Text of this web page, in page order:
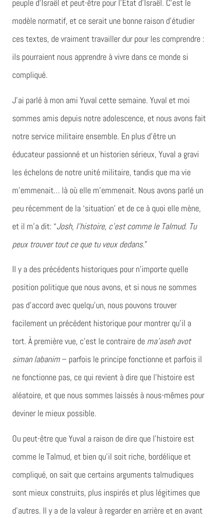
peuple d’Israël et peut-être pour l’État d’Israël. C’est le
modèle normatif, et ce serait une bonne raison d’étudier
ces textes, de vraiment travailler dur pour les comprendre :
ils pourraient nous apprendre à vivre dans ce monde si
compliqué.
J’ai parlé à mon ami Yuval cette semaine. Yuval et moi
sommes amis depuis notre adolescence, et nous avons fait
notre service militaire ensemble. En plus d’être un
éducateur passionné et un historien sérieux, Yuval a gravi
les échelons de notre unité militaire, tandis que ma vie
m’emmenait… là où elle m’emmenait. Nous avons parlé un
peu récemment de la ‘situation’ et de ce à quoi elle mène,
et il m’a dit: “Josh, l’histoire, c’est comme le Talmud. Tu
peux trouver tout ce que tu veux dedans.”
Il y a des précédents historiques pour n’importe quelle
position politique que nous avons, et si nous ne sommes
pas d’accord avec quelqu’un, nous pouvons trouver
facilement un précédent historique pour montrer qu’il a
tort. À première vue, c’est le contraire de ma’aseh avot
siman labanim– parfois le principe fonctionne et parfois il
ne fonctionne pas, ce qui revient à dire que l’histoire est
aléatoire, et que nous sommes laissés à nous-mêmes pour
deviner le mieux possible.
Ou peut-être que Yuval a raison de dire que l’histoire est
comme le Talmud, et bien qu’il soit riche, bordélique et
compliqué, on sait que certains arguments talmudiques
sont mieux construits, plus inspirés et plus légitimes que
d’autres. Il y a de la valeur à regarder en arrière et en avant